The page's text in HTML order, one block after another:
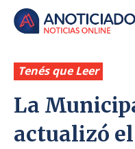
Tenés que Leer
La
actualizó